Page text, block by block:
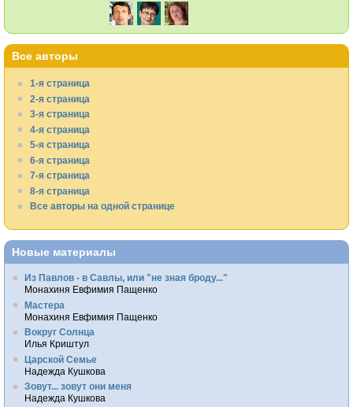
Все авторы
1-я страница
2-я страница
3-я страница
4-я страница
5-я страница
6-я страница
7-я страница
8-я страница
Все авторы на одной странице
Новые материалы
Из Павлов - в Савлы, или "не зная броду..."
Монахиня Евфимия Пащенко
Мастера
Монахиня Евфимия Пащенко
Вокруг Солнца
Илья Криштул
Царской Семье
Надежда Кушкова
Зовут... зовут они меня
Надежда Кушкова